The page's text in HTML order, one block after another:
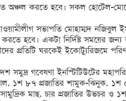
অঞ্চল করতে হবে। সকল হোটেল-
সভাপতি মোহাম্মদ নজিবুল
করতে হবে। একটা নির্দিষ্ট সময়ের জন্য
প্রতিটি ঘরকেই ইকোট্যুরিজমে
সমুদ্র গবেষণা ইনস্টিটিউটের
১শ ৮৭ প্রজাতির শামুক-ঝিনুক, ১শ
মাছ, চার প্রজাতির উভচর ও